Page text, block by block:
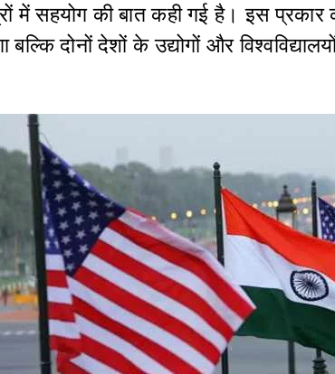
में सहयोग की बात कही गई है। इस प्रकार
बल्कि दोनों देशों के उद्योगों और